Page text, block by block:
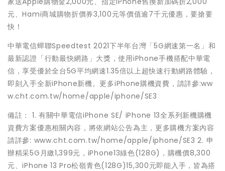
元、Hami商城購物折價券3,100元等價值逾7千元優惠，要搶要
快！
中華電信蟬聯Speedtest 2021下半年台灣「5G網速第一名」和
最新認證「行動最快網路」大獎，使用iPhone手機搭配中華電
信，享受優於全台5G平均網速1.35倍以上超快速行動網路體驗，
即刻入手全新iPhone新機。更多iPhone購機資費，請詳參:ww
w.cht.com.tw/home/apple/iphone/SE3
備註： 1. 有關中華電信iPhone SE/ iPhone 13全系列新機購機
資費方案優惠相關內容，將依網站公告為主，更多購機方案內容
請詳參: www.cht.com.tw/home/apple/iphone/SE3 2. 申
辦精采5G月繳1,399元，iPhone13綠色(128G)，購機價8,300
元、iPhone 13 Pro松嶺青色(128G)15,300元即能入手，皆為搭